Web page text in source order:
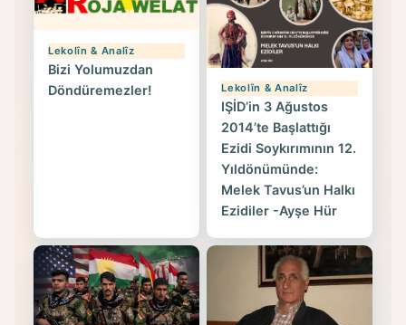
Lekolîn & Analîz
Bizi Yolumuzdan
Döndüremezler!
Lekolîn & Analîz
IŞİD’in 3 Ağustos
2014’te Başlattığı
Ezidi Soykırımının 12.
Yıldönümünde:
Melek Tavus’un Halkı
Ezidiler -Ayşe Hür